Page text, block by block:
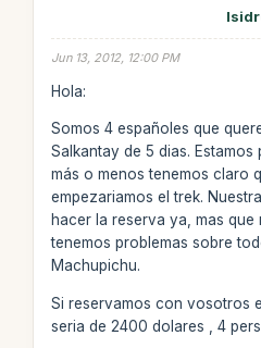
Jun 13, 2012, 12:00 PM
Hola:
Somos 4 españoles que
Salkantay de 5 dias.
más o menos tenemos claro
empezariamos el trek.
hacer la reserva ya, mas que
tenemos problemas sobre
Machupichu.
Si reservamos con vosotros
seria de 2400 dolares , 4